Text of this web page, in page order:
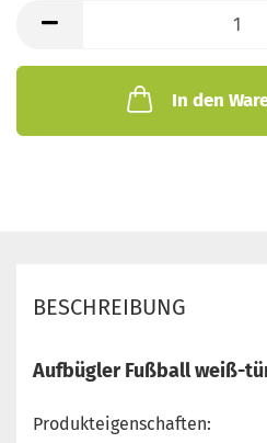
In den
BESCHREIBUNG
Aufbügler Fußball weiß-
Produkteigenschaften: